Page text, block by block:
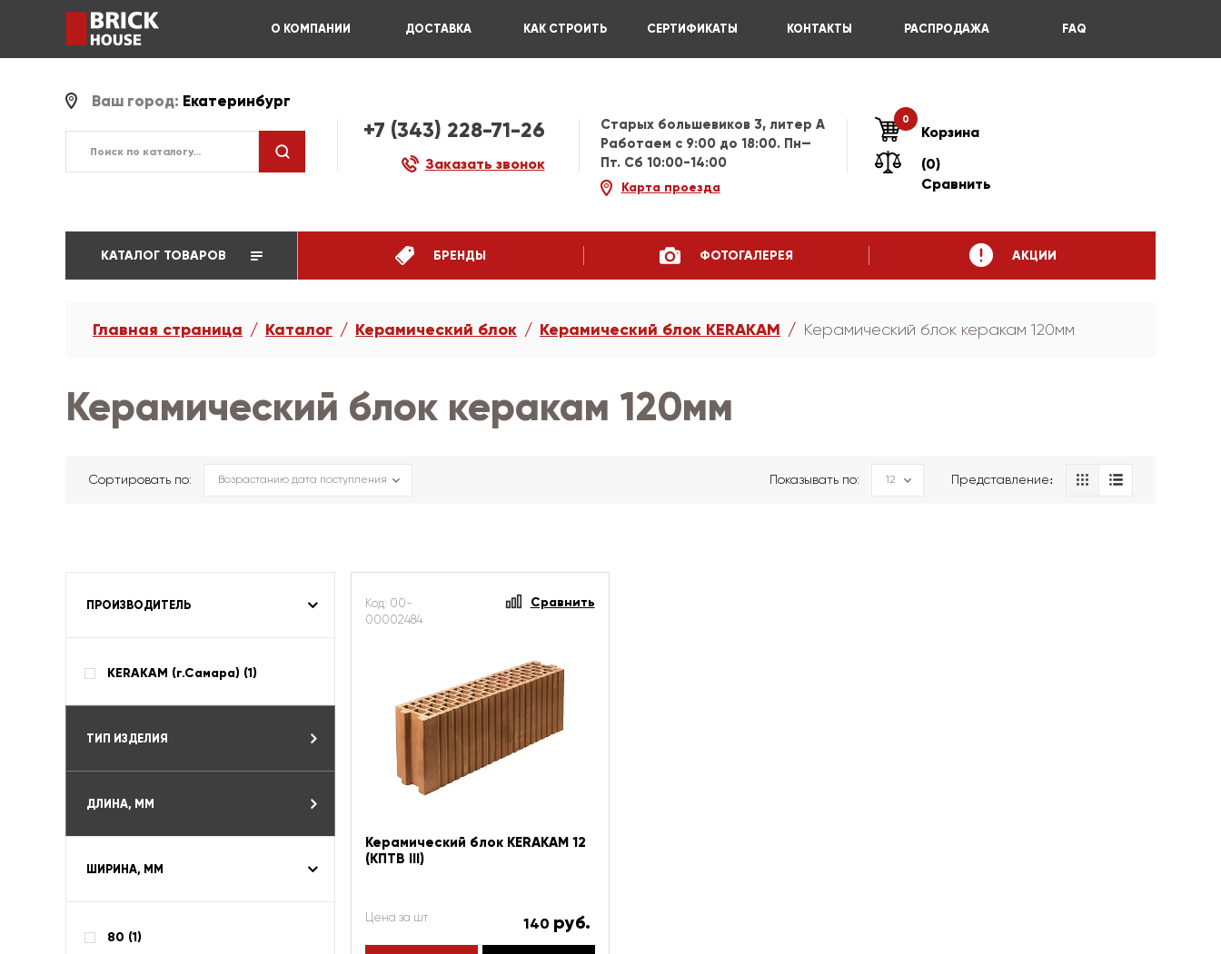
О КОМПАНИИ ДОСТАВКА КАК СТРОИТЬ СЕРТИФИКАТЫ КОНТАКТЫ РАСПРОДАЖА FAQ
Ваш город: Екатеринбург
+7 (343) 228-71-26
Заказать звонок
Старых большевиков 3, литер А
Работаем c 9:00 до 18:00. Пн—
Пт. Сб 10:00-14:00
Карта проезда
0
Корзина
(0)
Сравнить
КАТАЛОГ ТОВАРОВ БРЕНДЫ ФОТОГАЛЕРЕЯ АКЦИИ
Главная страница Каталог Керамический блок Керамический блок KERAKAM Керамический блок керакам 120мм
Керамический блок керакам 120мм
Сортировать по: Показывать по: Представление։
ПРОИЗВОДИТЕЛЬ
KERAKAM (г.Самара) (1)
ТИП ИЗДЕЛИЯ
ДЛИНА, ММ
ШИРИНА, ММ
80 (1)
Код: 00-
00002484
Сравнить
Керамический блок KERAKAM 12
(КПТВ III)
Цена за шт 140 руб.